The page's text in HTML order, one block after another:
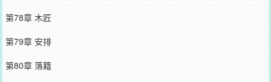
第78章 木匠
第79章 安排
第80章 落籍